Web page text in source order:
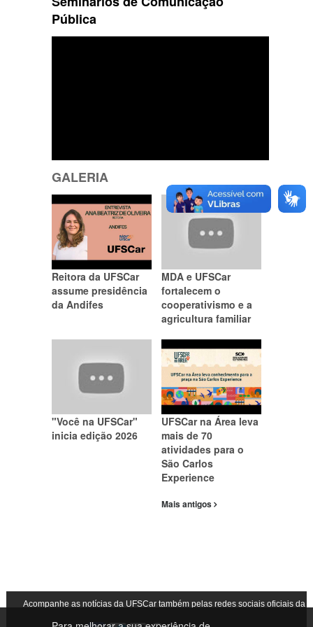
Pública
GALERIA
Reitora da UFSCar
assume presidência
da Andifes
MDA e UFSCar
fortalecem o
cooperativismo e a
agricultura familiar
"Você na UFSCar"
inicia edição 2026
UFSCar na Área leva
mais de 70
atividades para o
São Carlos
Experience
Mais antigos
Acompanhe as notícias da UFSCar também pelas redes sociais oficiais da